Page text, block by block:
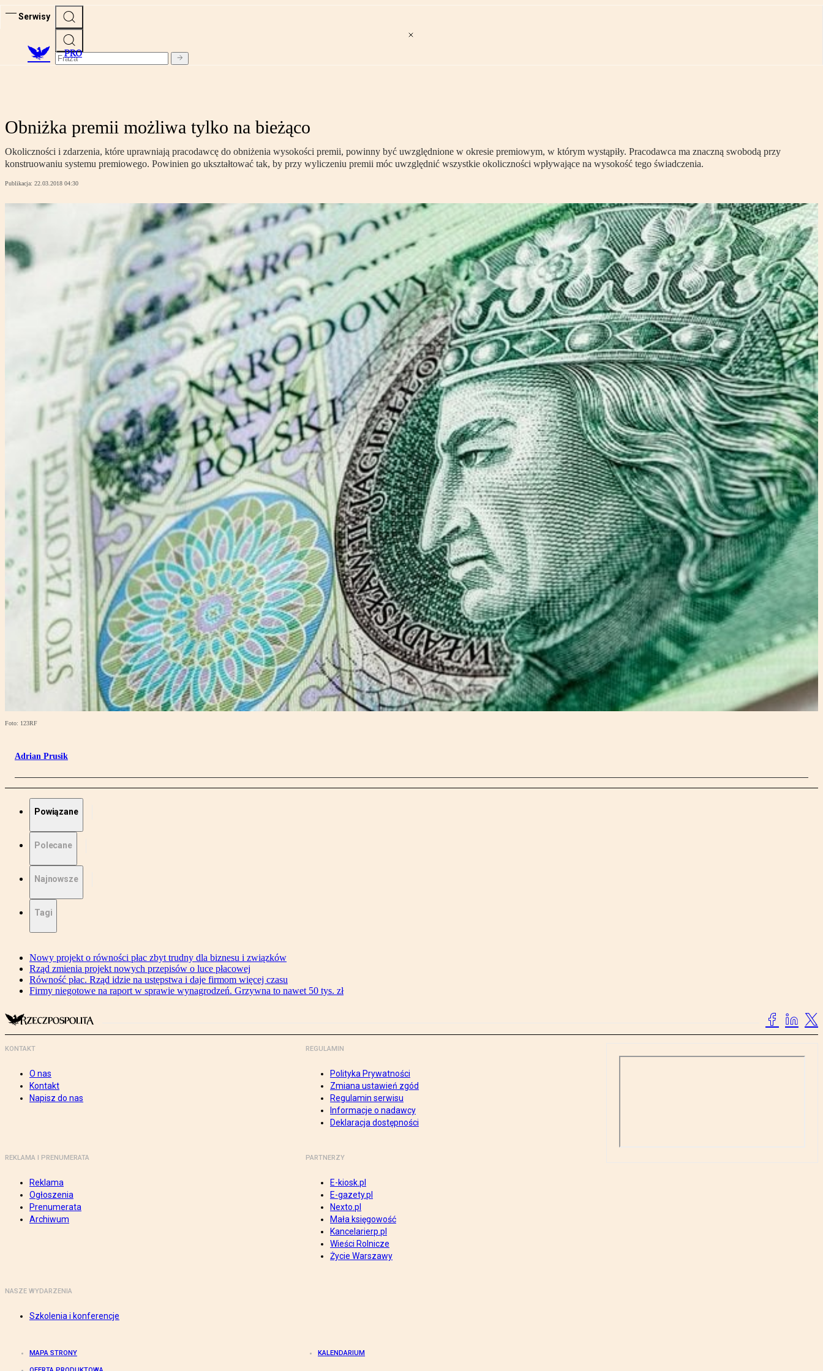
Serwisy
PRO
Obniżka premii możliwa tylko na bieżąco
Okoliczności i zdarzenia, które uprawniają pracodawcę do obniżenia wysokości premii, powinny być uwzględnione w okresie premiowym, w którym wystąpiły. Pracodawca ma znaczną swobodą przy
konstruowaniu systemu premiowego. Powinien go ukształtować tak, by przy wyliczeniu premii móc uwzględnić wszystkie okoliczności wpływające na wysokość tego świadczenia.
Publikacja: 22.03.2018 04:30
Foto: 123RF
Adrian Prusik
Powiązane
Polecane
Najnowsze
Tagi
Nowy projekt o równości płac zbyt trudny dla biznesu i związków
Rząd zmienia projekt nowych przepisów o luce płacowej
Równość płac. Rząd idzie na ustępstwa i daje firmom więcej czasu
Firmy niegotowe na raport w sprawie wynagrodzeń. Grzywna to nawet 50 tys. zł
KONTAKT
O nas
Kontakt
Napisz do nas
REGULAMIN
Polityka Prywatności
Zmiana ustawień zgód
Regulamin serwisu
Informacje o nadawcy
Deklaracja dostępności
REKLAMA I PRENUMERATA
Reklama
Ogłoszenia
Prenumerata
Archiwum
PARTNERZY
E-kiosk.pl
E-gazety.pl
Nexto.pl
Mała księgowość
Kancelarierp.pl
Wieści Rolnicze
Życie Warszawy
NASZE WYDARZENIA
Szkolenia i konferencje
MAPA STRONY KALENDARIUM